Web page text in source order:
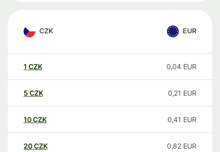
CZK EUR
1 CZK 0,04 EUR
5 CZK 0,21 EUR
10CZK 0,41 EUR
20CZK 0,82 EUR